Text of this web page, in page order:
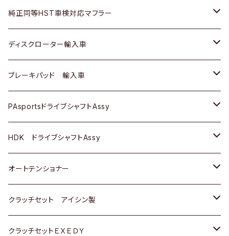
スバル
三菱
スバル
ダイハツ
マツダ
三菱
スバル
ＢＥＮＺ
ダイハツ
マツダ
三菱
スバル
いすゞ
ダイハツ
マツダ
三菱
スバル
スズキ
日産
ダイハツ
マツダ
三菱
スバル
ホンダ
スズキ
日産
ダイハツ
マツダ
三菱
スバル
ホンダ
スズキ
日産
ダイハツ
マツダ
三菱
スバル
純正同等HST車検対応マフラー
トヨタ
ホンダ
スズキ
日産
いすゞ
ダイハツ
マツダ
ディスクローター輸入車
ＡＵＤＩ
ＢＥＮＺ
ＢＭＷ
GOLF
ＷＡＧＥＮ
アストロ（シボレー）
ブレーキパッド 輸入車
ＢＥＮＺ
ＢＭＷ
ＷＡＧＥＮ
ＶＯＬＶＯ
PAsportsドライブシャフトAssy
トヨタ
ホンダ
スズキ
日産
HDK ドライブシャフトAssy
スズキ
ダイハツ
日産
オートテンショナー
トヨタ
クラッチセット アイシン製
ホンダ
クラッチセットＥＸＥＤＹ